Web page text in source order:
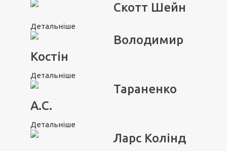
Скотт Шейн
Детальніше
Володимир
Костін
Детальніше
Тараненко
А.С.
Детальніше
Ларс Колінд